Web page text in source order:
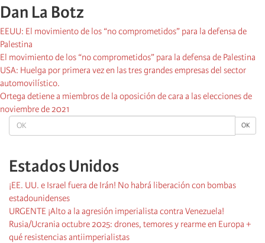
OK OK
Estados Unidos
¡EE. UU. e Israel fuera de Irán! No habrá liberación con bombas
estadounidenses
URGENTE ¡Alto a la agresión imperialista contra Venezuela!
Rusia/Ucrania octubre 2025: drones, temores y rearme en Europa +
qué resistencias antiimperialistas
Dan La Botz
EEUU: El movimiento de los “no comprometidos” para la defensa de
Palestina
El movimiento de los “no comprometidos” para la defensa de Palestina
USA: Huelga por primera vez en las tres grandes empresas del sector
automovilístico.
Ortega detiene a miembros de la oposición de cara a las elecciones de
noviembre de 2021